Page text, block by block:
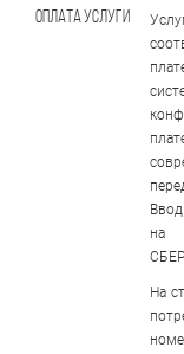
Оплата уcлуги
на
На